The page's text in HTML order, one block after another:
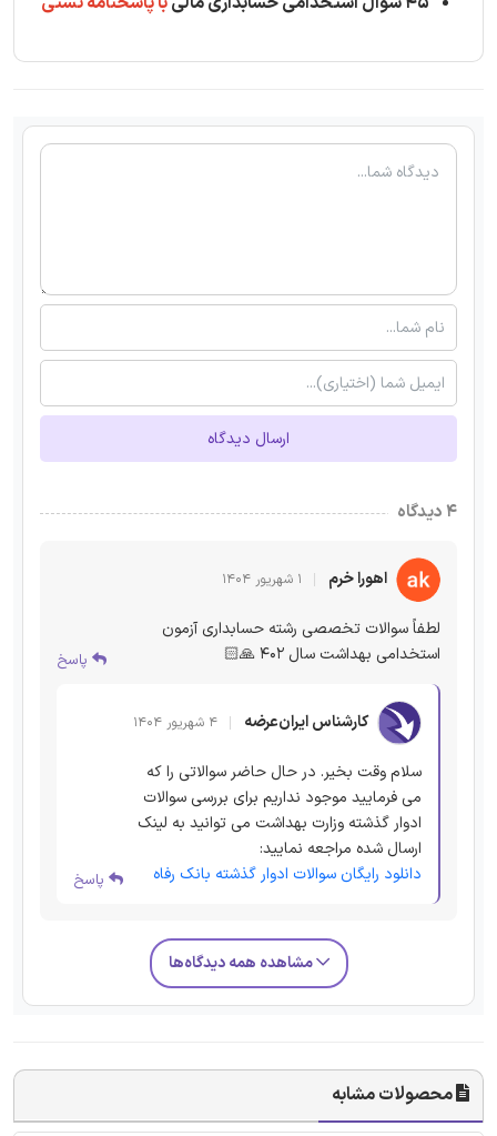
ارسال دیدگاه
۴ دیدگاه
اهورا خرم ۱ شهریور ۱۴۰۴
لطفاً سوالات تخصصی رشته حسابداری آزمون
استخدامی بهداشت سال ۴۰۲ 🙏🏻
پاسخ
کارشناس ایران‌عرضه ۴ شهریور ۱۴۰۴
سلام وقت بخیر. در حال حاضر سوالاتی را که
می فرمایید موجود نداریم برای بررسی سوالات
ادوار گذشته وزارت بهداشت می توانید به لینک
ارسال شده مراجعه نمایید:
دانلود رایگان سوالات ادوار گذشته بانک رفاه
پاسخ
مشاهده همه دیدگاه‌ها
محصولات مشابه